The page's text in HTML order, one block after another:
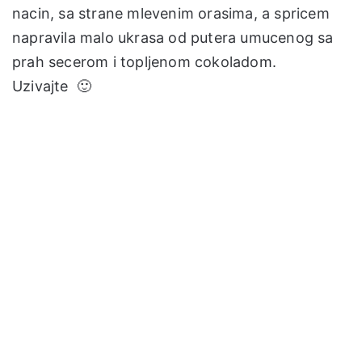
nacin, sa strane mlevenim orasima, a spricem
napravila malo ukrasa od putera umucenog sa
prah secerom i topljenom cokoladom.
Uzivajte 🙂